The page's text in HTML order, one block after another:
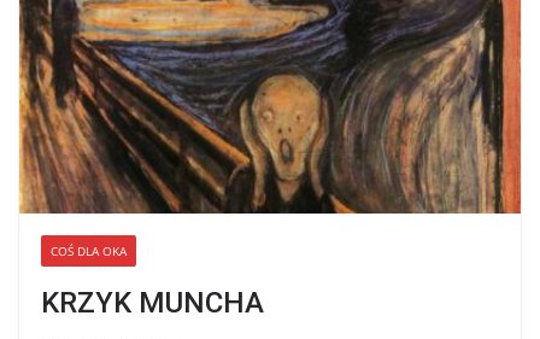
COŚ DLA OKA
KRZYK MUNCHA